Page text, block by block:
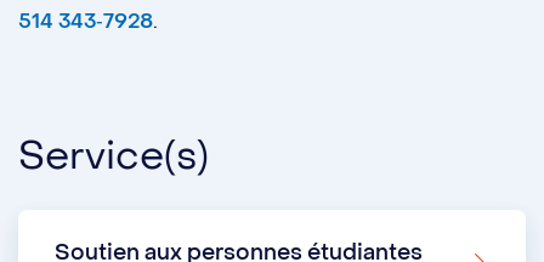
514 343‑7928.
Service(s)
Soutien aux personnes étudiantes